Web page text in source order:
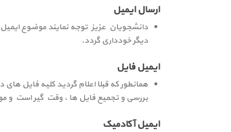
ارسال ایمیل
دانشجویان عزیز توجه نمایند موضوع
دیگر خودداری گردد.
ایمیل فایل
همانطور که قبلا اعلام گردید کلیه فایل
بررسی و تجمیع فایل ها ، وقت گیر است و
ایمیل آکادمیک